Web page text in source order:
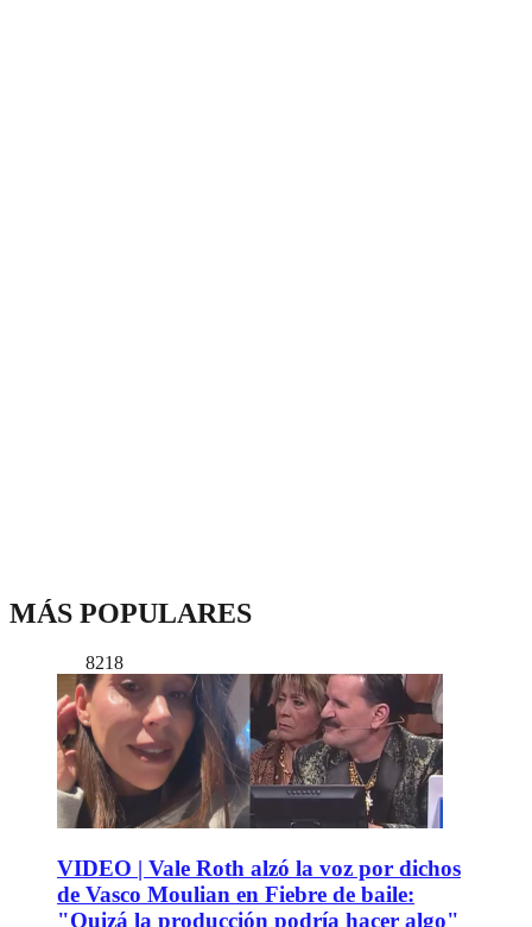
MÁS POPULARES
8218
VIDEO | Vale Roth alzó la voz por dichos
de Vasco Moulian en Fiebre de baile:
"Quizá la producción podría hacer algo"